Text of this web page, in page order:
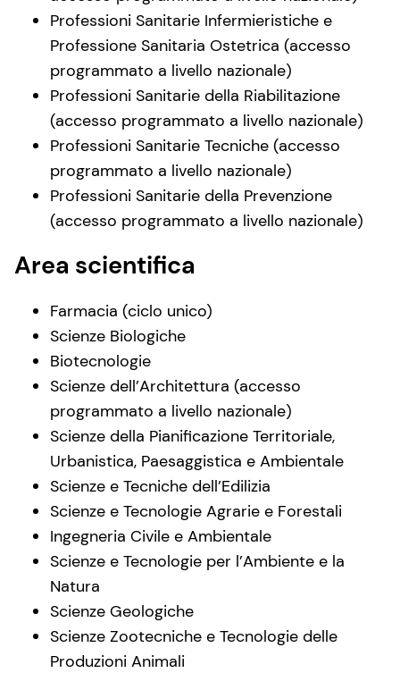
Professioni Sanitarie Infermieristiche e
Professione Sanitaria Ostetrica (accesso
programmato a livello nazionale)
Professioni Sanitarie della Riabilitazione
(accesso programmato a livello nazionale)
Professioni Sanitarie Tecniche (accesso
programmato a livello nazionale)
Professioni Sanitarie della Prevenzione
(accesso programmato a livello nazionale)
Area scientifica
Farmacia (ciclo unico)
Scienze Biologiche
Biotecnologie
Scienze dell’Architettura (accesso
programmato a livello nazionale)
Scienze della Pianificazione Territoriale,
Urbanistica, Paesaggistica e Ambientale
Scienze e Tecniche dell’Edilizia
Scienze e Tecnologie Agrarie e Forestali
Ingegneria Civile e Ambientale
Scienze e Tecnologie per l’Ambiente e la
Natura
Scienze Geologiche
Scienze Zootecniche e Tecnologie delle
Produzioni Animali